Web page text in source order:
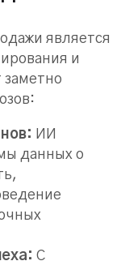
является
и
ИИ
данных о
С